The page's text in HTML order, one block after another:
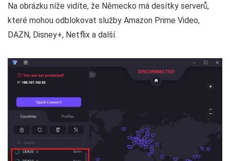
Na obrázku níže vidíte, že Německo má desítky serverů,
které mohou odblokovat služby Amazon Prime Video,
DAZN, Disney+, Netflix a další.